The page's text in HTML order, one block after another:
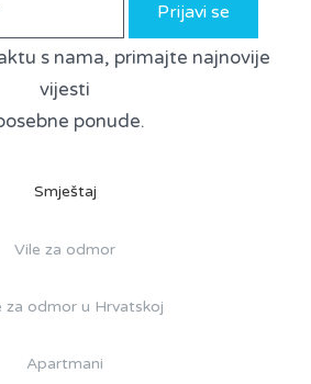
Prijavi se
s nama, primajte najnovije
vijesti
ponude.
Smještaj
Vile za odmor
za odmor u Hrvatskoj
Apartmani